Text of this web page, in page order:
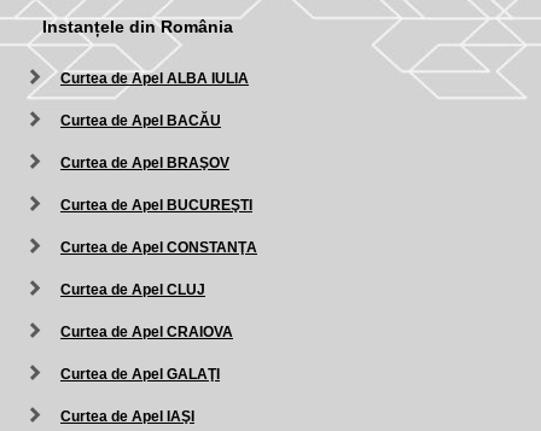
Instanțele din România
Curtea de Apel ALBA IULIA
Curtea de Apel BACĂU
Curtea de Apel BRAŞOV
Curtea de Apel BUCUREŞTI
Curtea de Apel CONSTANŢA
Curtea de Apel CLUJ
Curtea de Apel CRAIOVA
Curtea de Apel GALAŢI
Curtea de Apel IAŞI